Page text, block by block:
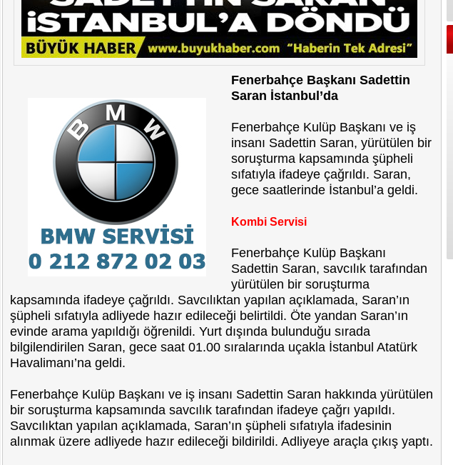
Fenerbahçe Başkanı Sadettin
Saran İstanbul’da
Fenerbahçe Kulüp Başkanı ve iş
insanı Sadettin Saran, yürütülen bir
soruşturma kapsamında şüpheli
sıfatıyla ifadeye çağrıldı. Saran,
gece saatlerinde İstanbul’a geldi.
Kombi Servisi
Fenerbahçe Kulüp Başkanı
Sadettin Saran, savcılık tarafından
yürütülen bir soruşturma
kapsamında ifadeye çağrıldı. Savcılıktan yapılan açıklamada, Saran’ın
şüpheli sıfatıyla adliyede hazır edileceği belirtildi. Öte yandan Saran’ın
evinde arama yapıldığı öğrenildi. Yurt dışında bulunduğu sırada
bilgilendirilen Saran, gece saat 01.00 sıralarında uçakla İstanbul Atatürk
Havalimanı’na geldi.
Fenerbahçe Kulüp Başkanı ve iş insanı Sadettin Saran hakkında yürütülen
bir soruşturma kapsamında savcılık tarafından ifadeye çağrı yapıldı.
Savcılıktan yapılan açıklamada, Saran’ın şüpheli sıfatıyla ifadesinin
alınmak üzere adliyede hazır edileceği bildirildi. Adliyeye araçla çıkış yaptı.